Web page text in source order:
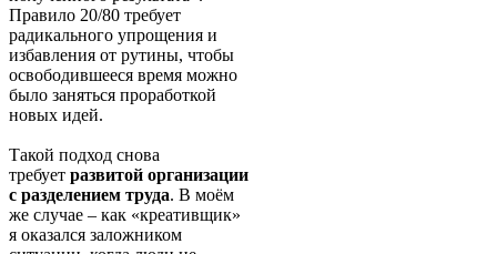
Правило 20/80 требует
радикального упрощения и
избавления от рутины, чтобы
освободившееся время можно
было заняться проработкой
новых идей.
Такой подход снова
требует развитой организации
с разделением труда. В моём
же случае – как «креативщик»
я оказался заложником